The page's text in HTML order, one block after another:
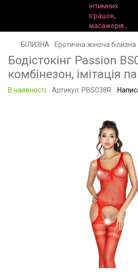
БІЛИЗНА Еротична жіноча білизна
Бодістокінг Passion
комбінезон, імітація
В наявності Артикул: PBS038R